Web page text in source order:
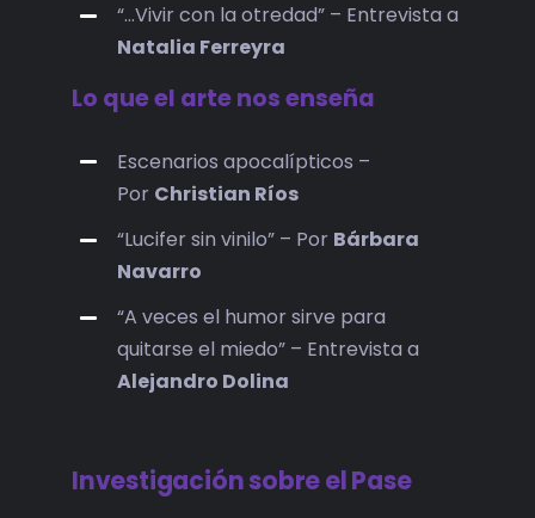
“…Vivir con la otredad” – Entrevista a
Natalia Ferreyra
Lo que el arte nos enseña
Escenarios apocalípticos –
Por Christian Ríos
“Lucifer sin vinilo” – Por Bárbara
Navarro
“A veces el humor sirve para
quitarse el miedo” – Entrevista a
Alejandro Dolina
Investigación sobre el Pase